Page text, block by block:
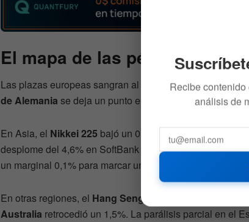
El mapa de las pérdidas
Las plazas europeas sangran al mediodía. ElFTSE 100
de Alemania se deja un punto entero y el CAC 40 de
En Asia, el Nikkei 225 bajó un 0,2% tras su máximo
desplome del 4,6% en SoftBank Group. Por el contrario,
un marginal 0,1% para marcar un nuevo récord de cierre.
En otras regiones, el Hang Seng de Hong Kong
Australia retrocedió un 1,5%. La parálisis parcial en el
Recibe
análisis de